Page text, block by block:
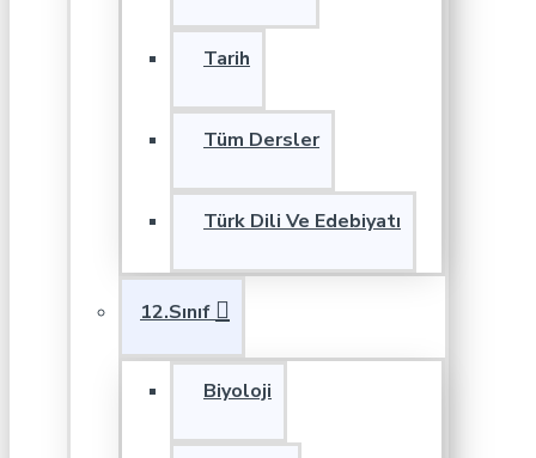
Tarih
Tüm Dersler
Türk Dili Ve Edebiyatı
12.Sınıf
Biyoloji